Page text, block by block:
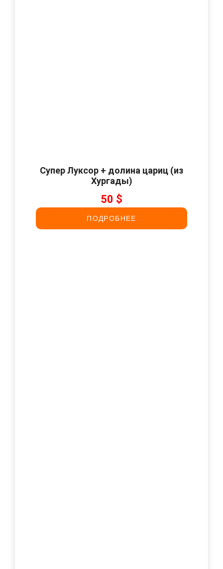
Супер Луксор + долина цариц (из
Хургады)
50 $
ПОДРОБНЕЕ